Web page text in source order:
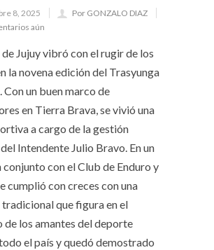
8, 2025
Por GONZALO DIAZ
aún
de Jujuy vibró con el rugir de los
la novena edición del Trasyunga
Con un buen marco de
en Tierra Brava, se vivió una
a cargo de la gestión
Intendente Julio Bravo. En un
con el Club de Enduro y
cumplió con creces con una
que figura en el
de los amantes del deporte
el país y quedó demostrado